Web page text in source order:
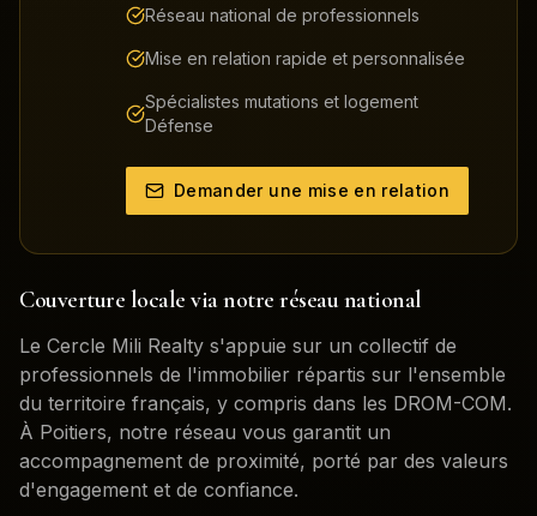
Réseau national de professionnels
Mise en relation rapide et personnalisée
Spécialistes mutations et logement
Défense
Demander une mise en relation
Couverture locale via notre réseau national
Le Cercle Mili Realty s'appuie sur un collectif de
professionnels de l'immobilier répartis sur l'ensemble
du territoire français, y compris dans les DROM-COM.
À Poitiers, notre réseau vous garantit un
accompagnement de proximité, porté par des valeurs
d'engagement et de confiance.